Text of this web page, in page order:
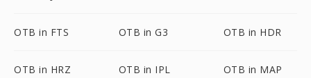
OTB in FTS OTB in G3 OTB in HDR
OTB in HRZ OTB in IPL OTB in MAP